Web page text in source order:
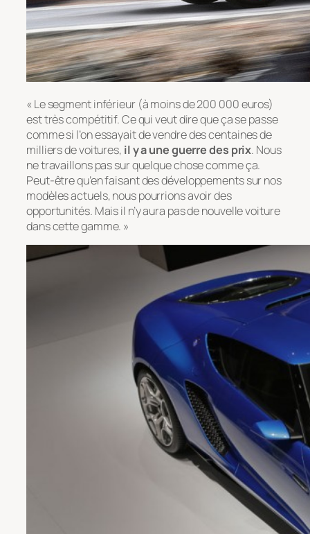
« Le segment inférieur (à moins de 200 000 euros)
est très compétitif. Ce qui veut dire que ça se passe
comme si l’on essayait de vendre des centaines de
milliers de voitures, il y a une guerre des prix. Nous
ne travaillons pas sur quelque chose comme ça.
Peut-être qu’en faisant des développements sur nos
modèles actuels, nous pourrions avoir des
opportunités. Mais il n’y aura pas de nouvelle voiture
dans cette gamme. »